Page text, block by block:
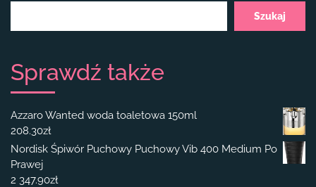
Szukaj
Sprawdź także
Azzaro Wanted woda toaletowa 150ml
208.30zł
Nordisk Śpiwór Puchowy Puchowy Vib 400 Medium Po
Prawej
2 347.90zł